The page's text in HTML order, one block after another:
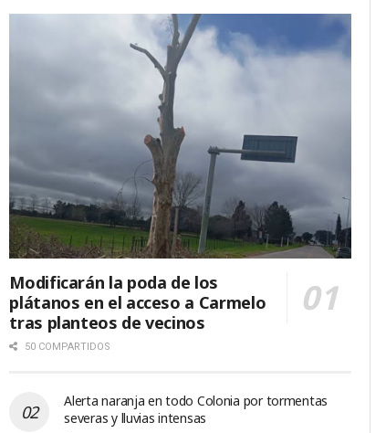
Modificarán la poda de los
plátanos en el acceso a Carmelo
tras planteos de vecinos
50 COMPARTIDOS
Alerta naranja en todo Colonia por tormentas
severas y lluvias intensas